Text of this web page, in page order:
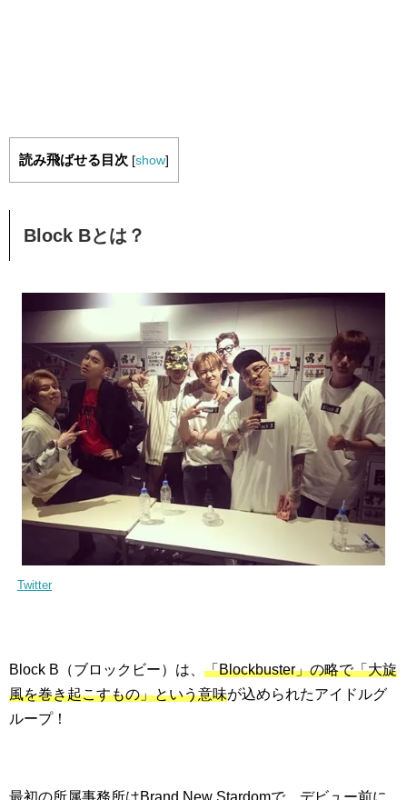
読み飛ばせる目次 [show]
Block Bとは？
Twitter
Block B（ブロックビー）は、 「Blockbuster」の略で「大旋
風を巻き起こすもの」という意味が込められたアイドルグ
ループ！
最初の所属事務所はBrand New Stardomで、デビュー前に